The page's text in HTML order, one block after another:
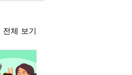
전체 보기